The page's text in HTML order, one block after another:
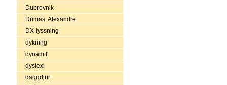
Dubrovnik
Dumas, Alexandre
DX-lyssning
dykning
dynamit
dyslexi
däggdjur